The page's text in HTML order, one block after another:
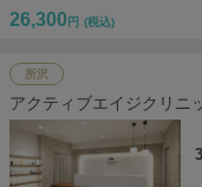
26,300 円 (税込)
所沢
アクティブエイジクリニ